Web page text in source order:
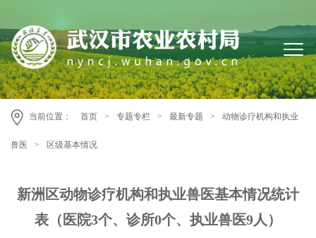
当前位置： 首页 > 专题专栏 > 最新专题 > 动物诊疗机构和执业
兽医 > 区级基本情况
新洲区动物诊疗机构和执业兽医基本情况统计
表（医院3个、诊所0个、执业兽医9人）